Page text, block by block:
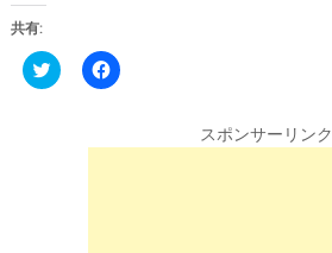
共有:
C
l
F
a
o スポンサーリンク